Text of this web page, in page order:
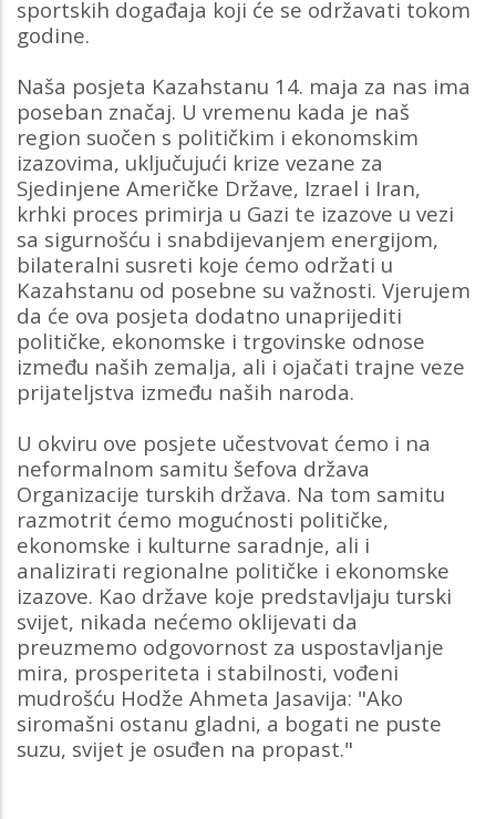
sportskih događaja koji će se održavati tokom
godine.
Naša posjeta Kazahstanu 14. maja za nas ima
poseban značaj. U vremenu kada je naš
region suočen s političkim i ekonomskim
izazovima, uključujući krize vezane za
Sjedinjene Američke Države, Izrael i Iran,
krhki proces primirja u Gazi te izazove u vezi
sa sigurnošću i snabdijevanjem energijom,
bilateralni susreti koje ćemo održati u
Kazahstanu od posebne su važnosti. Vjerujem
da će ova posjeta dodatno unaprijediti
političke, ekonomske i trgovinske odnose
između naših zemalja, ali i ojačati trajne veze
prijateljstva između naših naroda.
U okviru ove posjete učestvovat ćemo i na
neformalnom samitu šefova država
Organizacije turskih država. Na tom samitu
razmotrit ćemo mogućnosti političke,
ekonomske i kulturne saradnje, ali i
analizirati regionalne političke i ekonomske
izazove. Kao države koje predstavljaju turski
svijet, nikada nećemo oklijevati da
preuzmemo odgovornost za uspostavljanje
mira, prosperiteta i stabilnosti, vođeni
mudrošću Hodže Ahmeta Jasavija: "Ako
siromašni ostanu gladni, a bogati ne puste
suzu, svijet je osuđen na propast."